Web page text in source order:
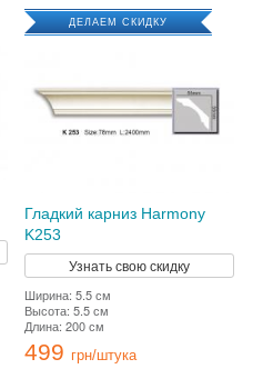
ДЕЛАЕМ СКИДКУ
Гладкий карниз Harmony
K253
Узнать свою скидку
Ширина: 5.5 см
Высота: 5.5 см
Длина: 200 см
499 грн/штука